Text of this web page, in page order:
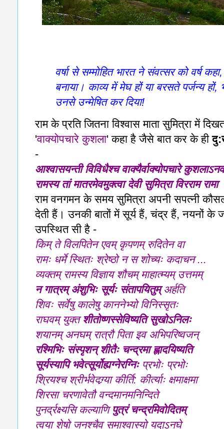
वर्षा से सम्मोहित भारत ने संवत्सर को वर्ष
बनाया। काव्य में मेघ हों या बरसते पर्जन्य हों,
उनसे उन्मेषित कर दिया!
राम के प्रति जितना विश्वास माता सुमित्रा में
'वाक्योपचारे कुशला' कहा है जैसे बात कर के ही
-
आश्वासयन्ती विविधैश्च वाक्यैर्वाक्योपचारे
रामस्य तां मातरमेवमुक्त्वा देवी सुमित्रा विरराम रामा
राम वनगमन के समय सुमित्रा अपनी सपत्नी
देती हैं। उनकी बातों में सूर्य हैं, चंद्र हैं, नयनों
उपस्थित सी है -
किम् ते विलपितेन एवम् कृपणम् रुदितेन वा
रामः धर्मे स्थितः श्रेष्ठो न स शोच्यः कदाचन ...
व्यक्तम् रामस्य विज्ञाय शौचम् माहात्म्यम् उत्तमम्
न गात्रम् अंशुभिः सूर्यः संतापयितुम्अर्हति
शिवः सर्वेषु कालेषु काननेभ्यो विनिस्सृतः
राघवम् युक्तशीतोष्णस्सेविष्यति सुखोऽनिलः
शयानम् अनघम् रात्रौ पिता इव अभिपरिष्वजन्
रश्मिभिः संस्पृशन् शीतैः चन्द्रमा ह्लादयिष्यति
सूर्यस्यापि भवेत्सूर्योह्यग्नेरग्निः प्रभोः प्रभोः
श्रियश्च श्रीर्भवेदग्र्या कीर्ति: कीर्त्याः क्षमाक्षमा
शिरसा चरणावेतौ वन्दमानमनिन्दिते
पुनर्द्रक्ष्यसि कल्याणिपुत्रं चन्द्रमिवोदितम्
त्वया शेषो जनश्चैव समाश्वास्यो यदाऽनघे